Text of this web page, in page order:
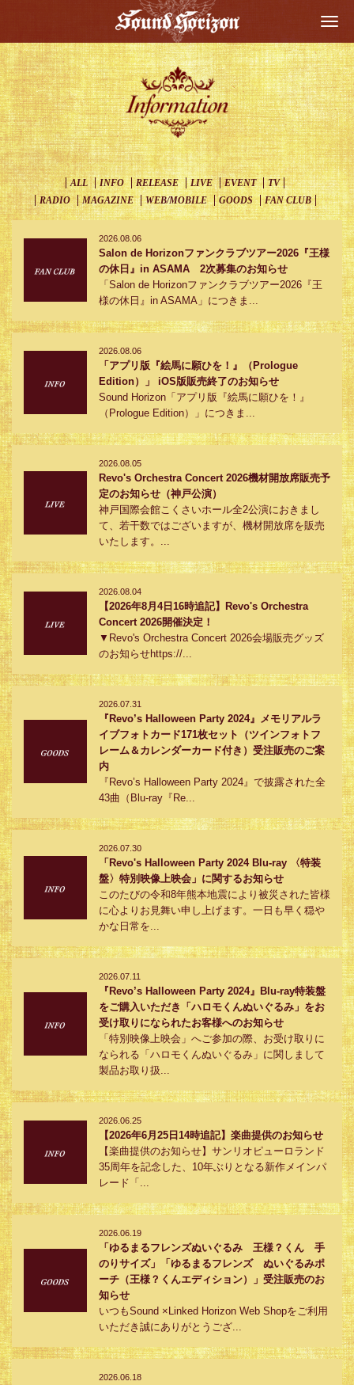
ALL INFO RELEASE LIVE EVENT
TV
RADIO
MAGAZINE WEB/MOBILE GOODS FAN CLUB
2026.08.06
Salon de Horizonファンクラブツアー2026『王様
の休日』in ASAMA 2次募集のお知らせ
「Salon de Horizonファンクラブツアー2026『王
様の休日』in ASAMA」につきま...
2026.08.06
「アプリ版『絵馬に願ひを！』（Prologue
Edition）」 iOS版販売終了のお知らせ
Sound Horizon「アプリ版『絵馬に願ひを！』
（Prologue Edition）」につきま...
2026.08.05
Revo's Orchestra Concert 2026機材開放席販売予
定のお知らせ（神戸公演）
神戸国際会館こくさいホール全2公演におきまし
て、若干数ではございますが、機材開放席を販売
いたします。...
2026.08.04
【2026年8月4日16時追記】Revo's Orchestra
Concert 2026開催決定！
▼Revo's Orchestra Concert 2026会場販売グッズ
のお知らせhttps://...
2026.07.31
『Revo’s Halloween Party 2024』メモリアルラ
イブフォトカード171枚セット（ツインフォトフ
レーム＆カレンダーカード付き）受注販売のご案
内
『Revo’s Halloween Party 2024』で披露された全
43曲（Blu-ray『Re...
2026.07.30
「Revo's Halloween Party 2024 Blu-ray 〈特装
盤〉特別映像上映会」に関するお知らせ
このたびの令和8年熊本地震により被災された皆様
に心よりお見舞い申し上げます。一日も早く穏や
かな日常を...
2026.07.11
『Revo’s Halloween Party 2024』Blu-ray特装盤
をご購入いただき「ハロモくんぬいぐるみ」をお
受け取りになられたお客様へのお知らせ
「特別映像上映会」へご参加の際、お受け取りに
なられる「ハロモくんぬいぐるみ」に関しまして
製品お取り扱...
2026.06.25
【2026年6月25日14時追記】楽曲提供のお知らせ
【楽曲提供のお知らせ】サンリオピューロランド
35周年を記念した、10年ぶりとなる新作メインパ
レード「...
2026.06.19
「ゆるまるフレンズぬいぐるみ 王様？くん 手
のりサイズ」「ゆるまるフレンズ ぬいぐるみポ
ーチ（王様？くんエディション）」受注販売のお
知らせ
いつもSound ×Linked Horizon Web Shopをご利用
いただき誠にありがとうござ...
2026.06.18